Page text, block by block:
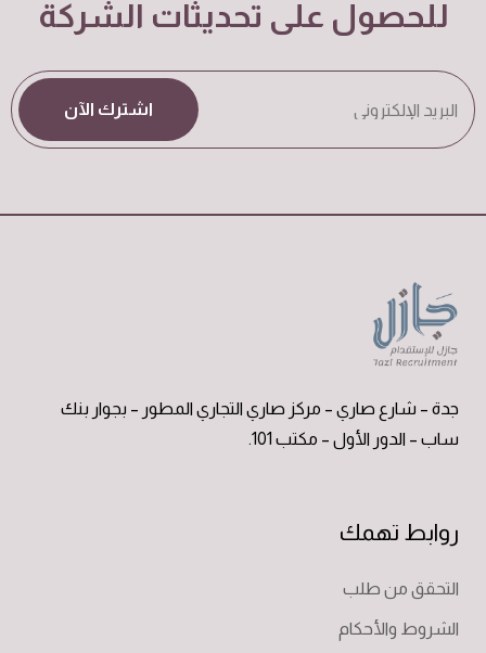
للحصول على تحديثات الشركة
اشترك الآن
جدة – شارع صاري – مركز صاري التجاري المطور – بجوار بنك
ساب – الدور الأول – مكتب 101.
روابط تهمك
التحقق من طلب
الشروط والأحكام